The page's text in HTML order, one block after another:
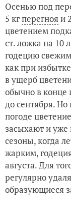
Осенью под
5 кгперегнояи
цветением
ст. ложка на 10
годецию
как при
в ущерб
обычно в конце
до сентября.
погоде
засыхают и уже
сезоны, когда
жарким,
августа. Для
регулярно
образующиеся